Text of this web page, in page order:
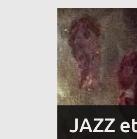
JAZZ